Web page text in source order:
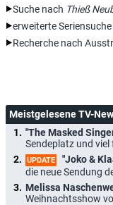
Suche nach Thieß
erweiterte Seriensuche
Recherche nach
Meistgelesene TV-
"The Masked
Sendeplatz und
UPDATE "Joko &
die neue Sendung
Melissa
Weihnachtsshow